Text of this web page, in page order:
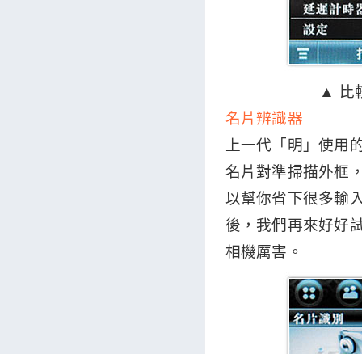
▲ 比
名片辨識器
上一代「明」使用
名片對準掃描外框
以幫你省下很多輸
後，我們再來好好
相機厲害。